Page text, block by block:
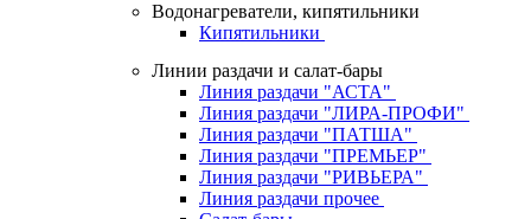
Водонагреватели, кипятильники
Кипятильники
Линии раздачи и салат-бары
Линия раздачи "АСТА"
Линия раздачи "ЛИРА-ПРОФИ"
Линия раздачи "ПАТША"
Линия раздачи "ПРЕМЬЕР"
Линия раздачи "РИВЬЕРА"
Линия раздачи прочее